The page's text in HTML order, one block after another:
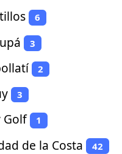
6
3
2
3
Golf 1
de la Costa 42